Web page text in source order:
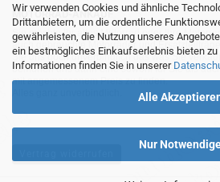
Wir verwenden Cookies und ähnliche
Drittanbietern, um die ordentliche
gewährleisten, die Nutzung unseres
ein bestmögliches Einkaufserlebnis bieten zu
Informationen finden Sie in unserer
Alle
Nur
MOTORRAD-ANKAUF
Sie möchte Ihr altes Motorrad oder Ihre
auch gebrauchte Motorräder und
Sie uns doch unverbindlich das was Sie
bemühen uns dann eine sowohl für Sie als
mit angemessenem Preis zu finden.